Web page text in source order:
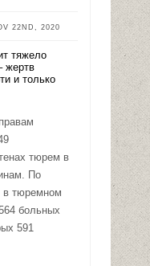
22ND, 2020
тюрем в
По
в тюремном
больных
591